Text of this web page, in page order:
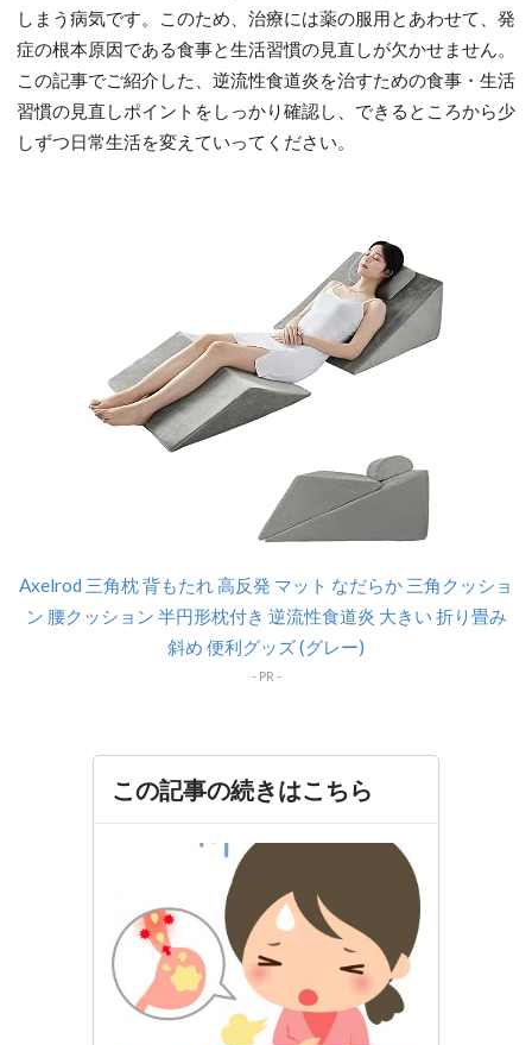
しまう病気です。このため、治療には薬の服用とあわせて、発
症の根本原因である食事と生活習慣の見直しが欠かせません。
この記事でご紹介した、逆流性食道炎を治すための食事・生活
習慣の見直しポイントをしっかり確認し、できるところから少
しずつ日常生活を変えていってください。
Axelrod 三角枕 背もたれ 高反発 マット なだらか 三角クッショ
ン 腰クッション 半円形枕付き 逆流性食道炎 大きい 折り畳み
斜め 便利グッズ (グレー)
この記事の続きはこちら